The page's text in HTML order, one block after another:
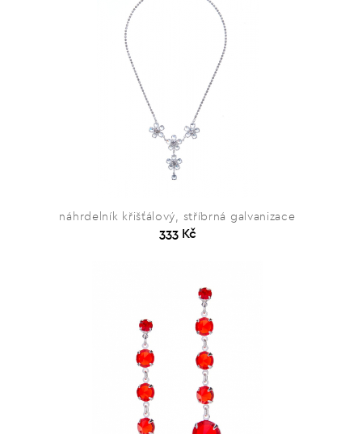
náhrdelník křišťálový, stříbrná galvanizace
333 Kč